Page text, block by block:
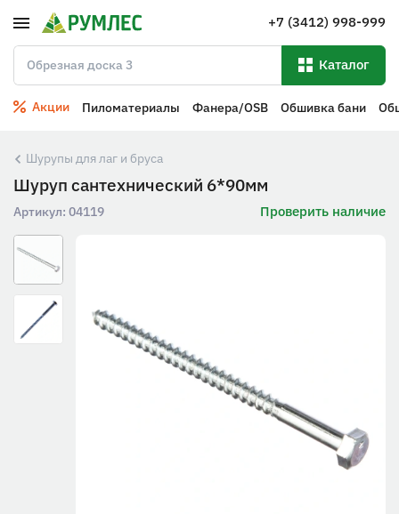
+7 (3412) 998-999
Каталог
Акции Пиломатериалы Фанера/OSB Обшивка бани
Шурупы для лаг и бруса
Шуруп сантехнический 6*90мм
Артикул: 04119 Проверить наличие